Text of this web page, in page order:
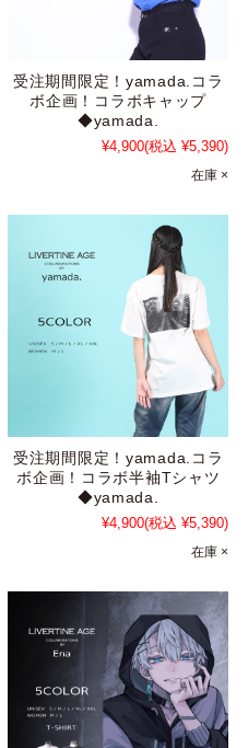
受注期間限定！yamada.コラ
ボ企画！コラボキャップ
◆yamada.
¥4,900(税込 ¥5,390)
在庫 ×
受注期間限定！yamada.コラ
ボ企画！コラボ半袖Tシャツ
◆yamada.
¥4,900(税込 ¥5,390)
在庫 ×